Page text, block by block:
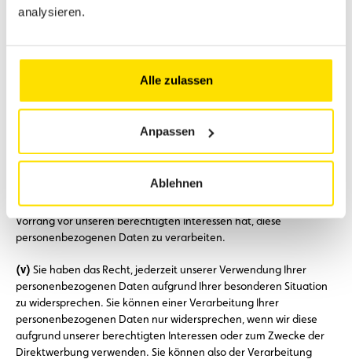
analysieren.
Alle zulassen
Anpassen
Ablehnen
personenbezogenen Daten, d.h. die Markierung Ihrer
personenbezogenen von uns gespeicherten Daten zu verlangen,
oder wenn diese auf unrechtmäßige Weise verarbeitet werden, Sie
aber nicht wollen, dass sie gelöscht werden, oder wenn wir diese
brauchen, um rechtliche Ansprüche geltend zu machen,
auszuüben oder zu verteidigen, oder Sie können, wenn Sie deren
Verarbeitung Ihrer personenbezogenen Daten für die Dauer
verlangen, die nötig ist, damit wir prüfen, ob Ihre Widerspruch
Vorrang vor unseren berechtigten Interessen hat, diese
personenbezogenen Daten zu verarbeiten.
(v) Sie haben das Recht, jederzeit unserer Verwendung Ihrer
personenbezogenen Daten aufgrund Ihrer besonderen Situation
zu widersprechen. Sie können einer Verarbeitung Ihrer
personenbezogenen Daten nur widersprechen, wenn wir diese
aufgrund unserer berechtigten Interessen oder zum Zwecke der
Direktwerbung verwenden. Sie können also der Verarbeitung